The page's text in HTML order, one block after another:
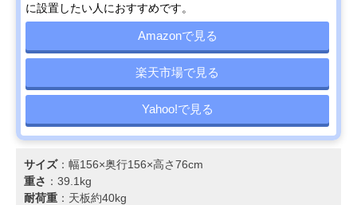
に設置したい人におすすめです。
Amazonで見る
楽天市場で見る
Yahoo!で見る
サイズ：幅156×奥行156×高さ76cm
重さ ：39.1kg
耐荷重 ：天板約40kg